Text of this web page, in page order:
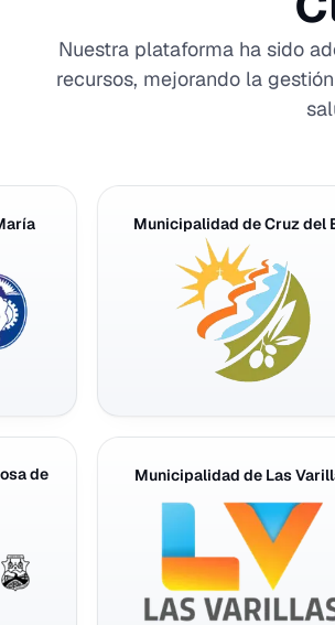
Nuestra plataforma ha sido
recursos, mejorando la
Municipalidad de Cruz del
de
Municipalidad de Las